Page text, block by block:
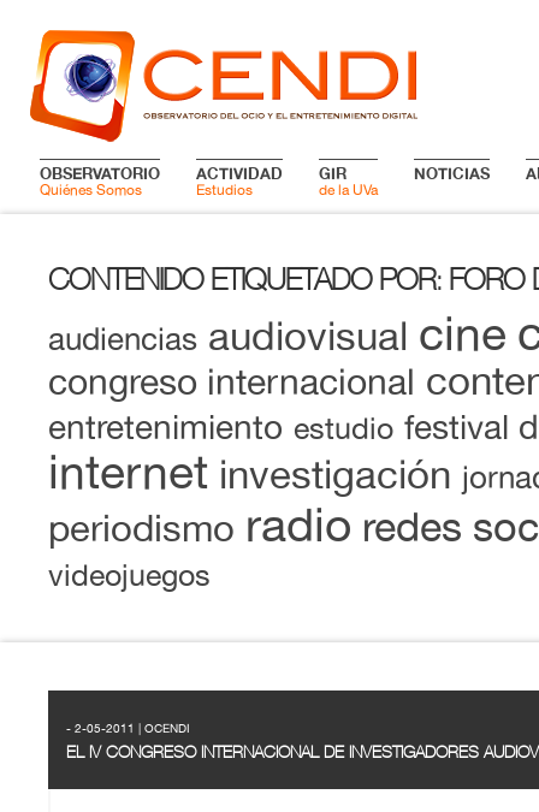
OBSERVATORIO
Quiénes Somos
ACTIVIDAD
Estudios
GIR
de la UVa
NOTICIAS
CONTENIDO ETIQUETADO POR: FORO
audiencias audiovisual cine
congreso internacional
entretenimiento estudio festival
internet investigación
periodismo radio redes
videojuegos
- 2-05-2011 | OCENDI
EL IV CONGRESO INTERNACIONAL DE INVESTIGADORES